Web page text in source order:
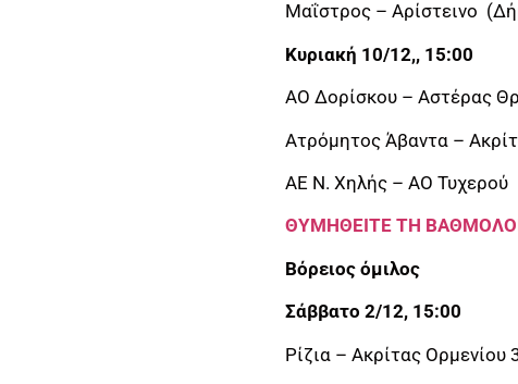
Μαΐστρος – Αρίστεινο
Κυριακή 10/12,, 15:00
ΑΟ Δορίσκου – Αστέρας
Ατρόμητος Άβαντα –
ΑΕ Ν. Χηλής – ΑΟ Τυχερού
ΘΥΜΗΘΕΙΤΕ ΤΗ
Βόρειος όμιλος
Σάββατο 2/12, 15:00
Ρίζια – Ακρίτας Ορμενίου